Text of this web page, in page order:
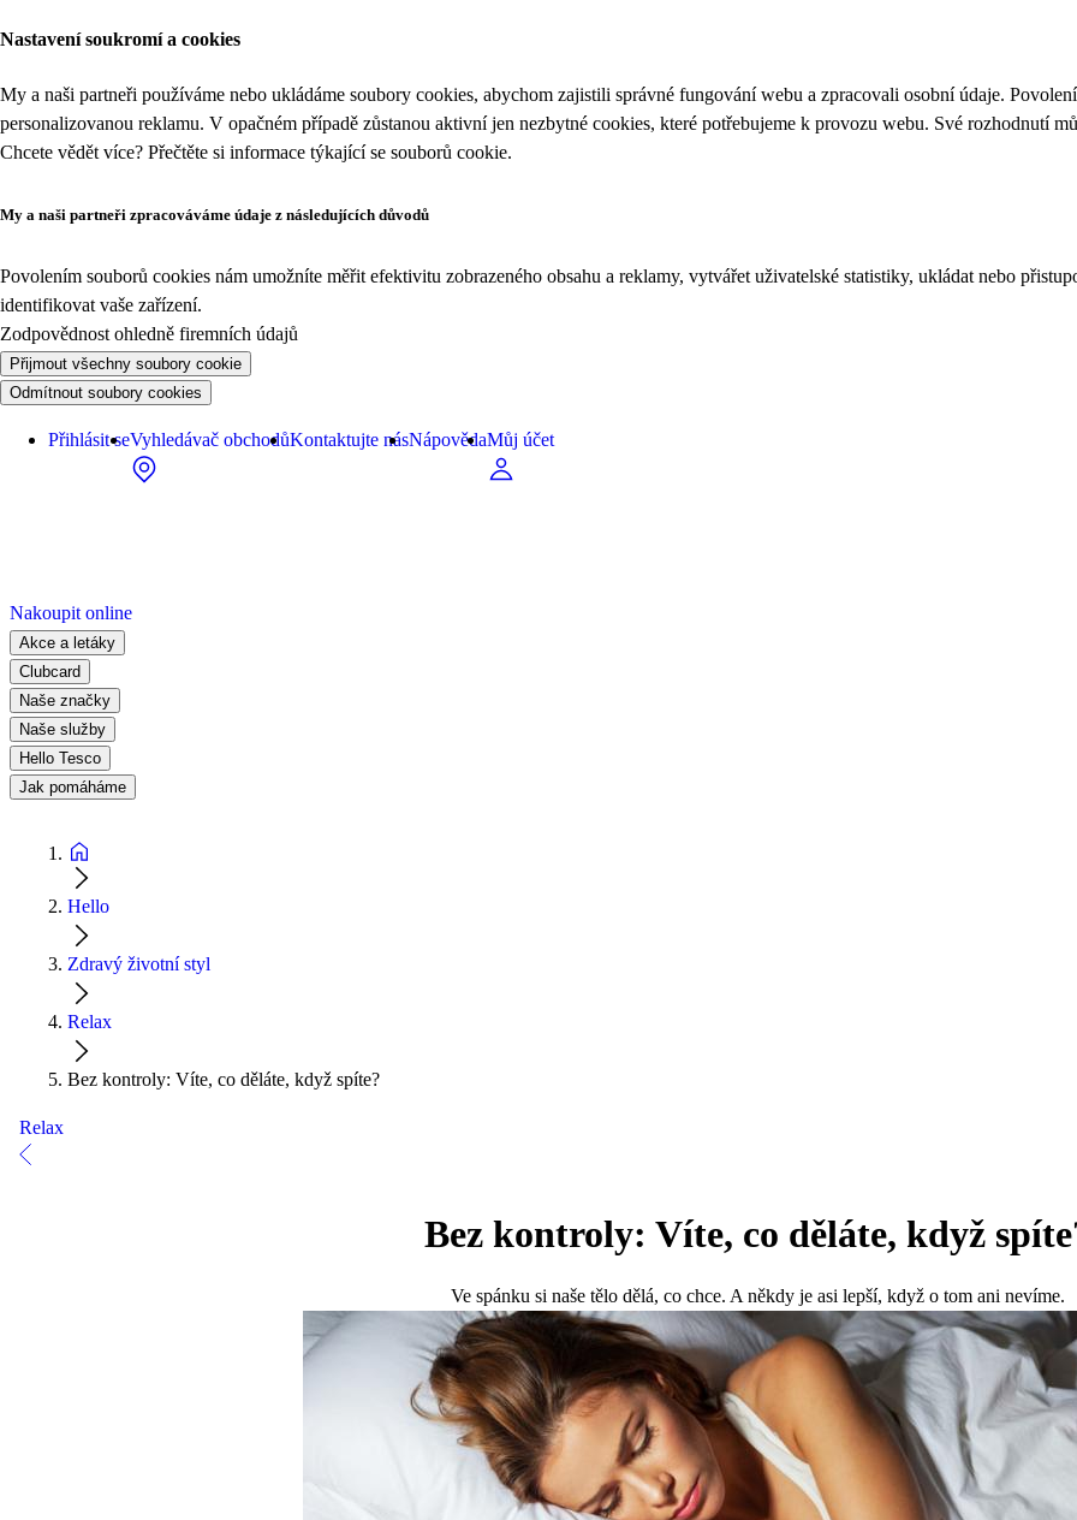
Nastavení soukromí a cookies
My a naši partneři používáme nebo ukládáme soubory cookies, abychom zajistili správné fungování webu a zpracovali osobní údaje.
personalizovanou reklamu. V opačném případě zůstanou aktivní jen nezbytné cookies, které potřebujeme k provozu webu. Své rozhodnutí
Chcete vědět více? Přečtěte si informace týkající se souborů cookie.
My a naši partneři zpracováváme údaje z následujících důvodů
Povolením souborů cookies nám umožníte měřit efektivitu zobrazeného obsahu a reklamy, vytvářet uživatelské statistiky, ukládat nebo
identifikovat vaše zařízení.
Zodpovědnost ohledně firemních údajů
Přijmout všechny soubory cookie
Odmítnout soubory cookies
Přihlásit seVyhledávač obchodůKontaktujte násNápovědaMůj účet
Nakoupit online
Akce a letáky
Clubcard
Naše značky
Naše služby
Hello Tesco
Jak pomáháme
Hello
Zdravý životní styl
Relax
Bez kontroly: Víte, co děláte, když spíte?
Relax
Bez kontroly: Víte, co děláte, když
Ve spánku si naše tělo dělá, co chce. A někdy je asi lepší, když o tom ani nevíme.